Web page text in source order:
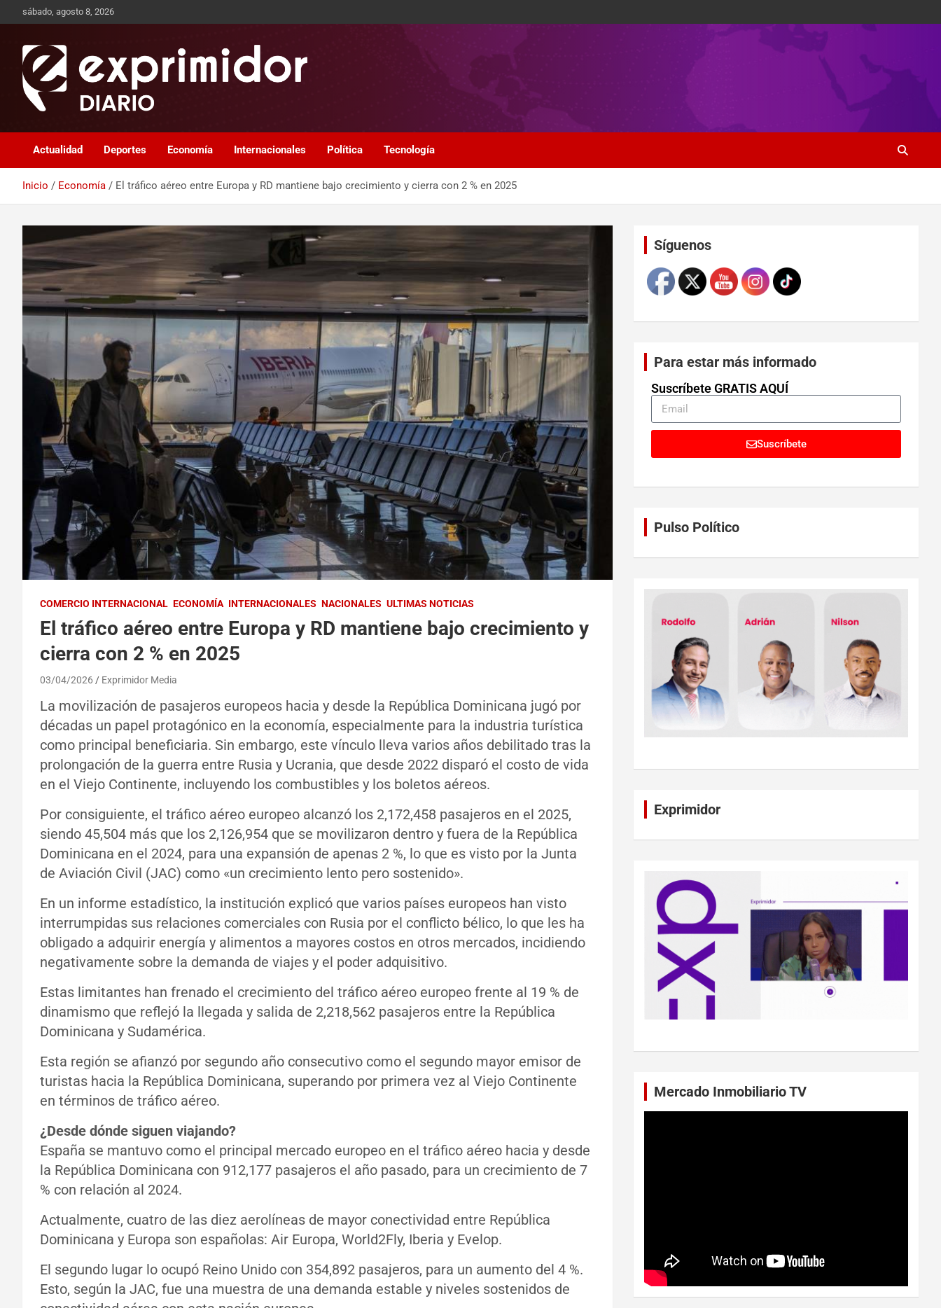
sábado, agosto 8, 2026
Exprimidor media
Actualidad Deportes Economía Internacionales Política Tecnología
Inicio Economía El tráfico aéreo entre Europa y RD mantiene bajo crecimiento y cierra con 2 % en 2025
COMERCIO INTERNACIONAL ECONOMÍA INTERNACIONALES NACIONALES ULTIMAS NOTICIAS
El tráfico aéreo entre Europa y RD mantiene bajo crecimiento y
cierra con 2 % en 2025
03/04/2026 Exprimidor Media
La movilización de pasajeros europeos hacia y desde la República Dominicana jugó por
décadas un papel protagónico en la economía, especialmente para la industria turística
como principal beneficiaria. Sin embargo, este vínculo lleva varios años debilitado tras la
prolongación de la guerra entre Rusia y Ucrania, que desde 2022 disparó el costo de vida
en el Viejo Continente, incluyendo los combustibles y los boletos aéreos.
Por consiguiente, el tráfico aéreo europeo alcanzó los 2,172,458 pasajeros en el 2025,
siendo 45,504 más que los 2,126,954 que se movilizaron dentro y fuera de la República
Dominicana en el 2024, para una expansión de apenas 2 %, lo que es visto por la Junta
de Aviación Civil (JAC) como «un crecimiento lento pero sostenido».
En un informe estadístico, la institución explicó que varios países europeos han visto
interrumpidas sus relaciones comerciales con Rusia por el conflicto bélico, lo que les ha
obligado a adquirir energía y alimentos a mayores costos en otros mercados, incidiendo
negativamente sobre la demanda de viajes y el poder adquisitivo.
Estas limitantes han frenado el crecimiento del tráfico aéreo europeo frente al 19 % de
dinamismo que reflejó la llegada y salida de 2,218,562 pasajeros entre la República
Dominicana y Sudamérica.
Esta región se afianzó por segundo año consecutivo como el segundo mayor emisor de
turistas hacia la República Dominicana, superando por primera vez al Viejo Continente
en términos de tráfico aéreo.
¿Desde dónde siguen viajando?
España se mantuvo como el principal mercado europeo en el tráfico aéreo hacia y desde
la República Dominicana con 912,177 pasajeros el año pasado, para un crecimiento de 7
% con relación al 2024.
Actualmente, cuatro de las diez aerolíneas de mayor conectividad entre República
Dominicana y Europa son españolas: Air Europa, World2Fly, Iberia y Evelop.
El segundo lugar lo ocupó Reino Unido con 354,892 pasajeros, para un aumento del 4 %.
Esto, según la JAC, fue una muestra de una demanda estable y niveles sostenidos de
SíguenosSet Youtube Channel ID
Para estar más informado
Suscríbete GRATIS AQUÍ
Suscríbete
Pulso Político
Exprimidor
Mercado Inmobiliario TV